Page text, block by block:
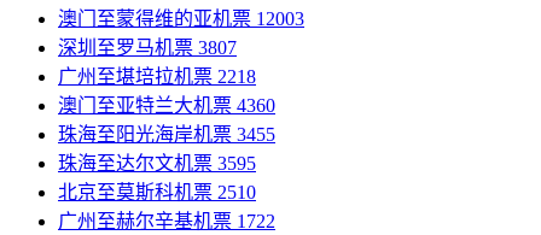
澳门至蒙得维的亚机票 12003
深圳至罗马机票 3807
广州至堪培拉机票 2218
澳门至亚特兰大机票 4360
珠海至阳光海岸机票 3455
珠海至达尔文机票 3595
北京至莫斯科机票 2510
广州至赫尔辛基机票 1722